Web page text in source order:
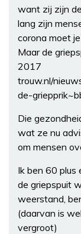
want zij zijn
lang zijn
corona moet
Maar de
2017
trouw.nl/
de-
Die
wat ze nu
om mensen
Ik ben 60 plus
de griepspuit
weerstand,
(daarvan is
vergroot)